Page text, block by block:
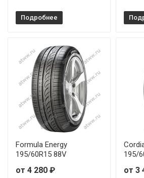
Подробнее
Formula Energy
195/60R15 88V
от 4 280 ₽
195/
от 3